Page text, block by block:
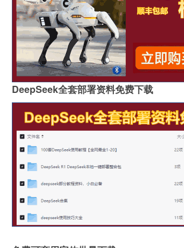
DeepSeek全套部署资料免费下载